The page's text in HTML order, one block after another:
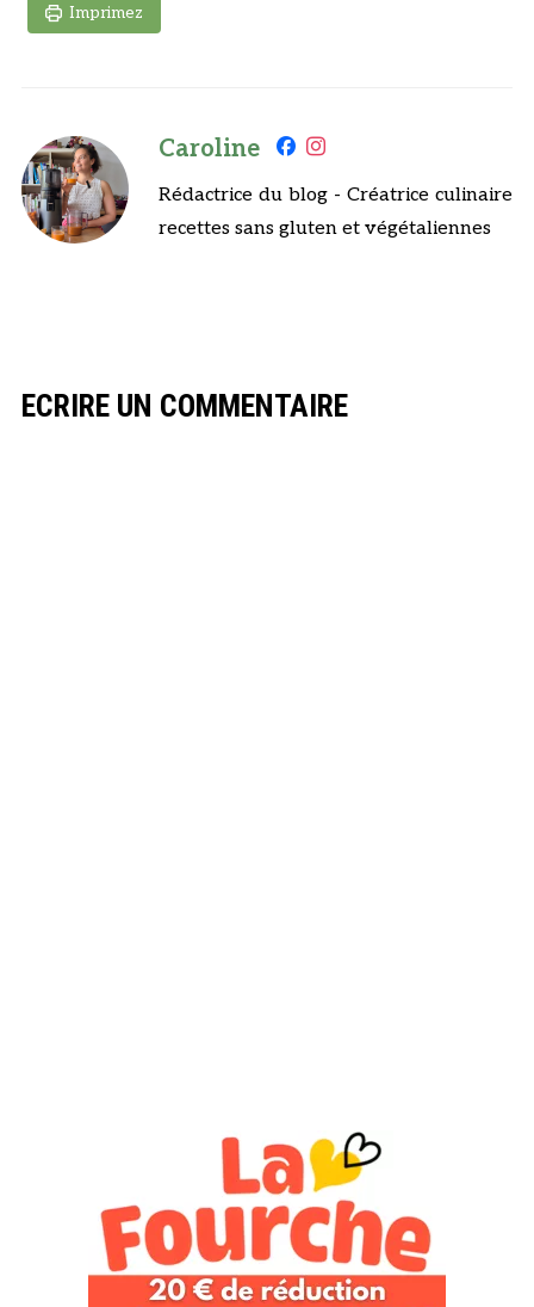
Imprimez
Caroline
Rédactrice du blog - Créatrice culinaire
recettes sans gluten et végétaliennes
ECRIRE UN COMMENTAIRE